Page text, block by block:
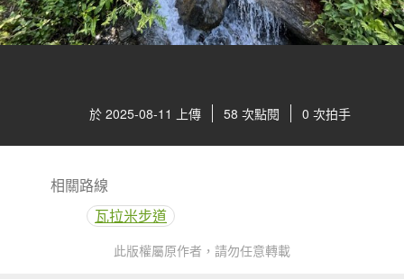
於 2025-08-11 上傳 58 次點閱 0 次拍手
相關路線
瓦拉米步道
此版權屬原作者，請勿任意轉載